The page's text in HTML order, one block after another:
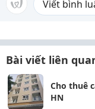
Bài viết liên
Cho thuê
HN